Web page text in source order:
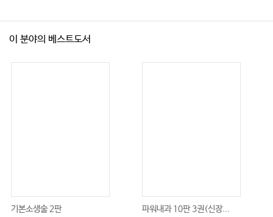
이 분야의 베스트도서
기본소생술 2판 파워내과 10판 3권(신장...